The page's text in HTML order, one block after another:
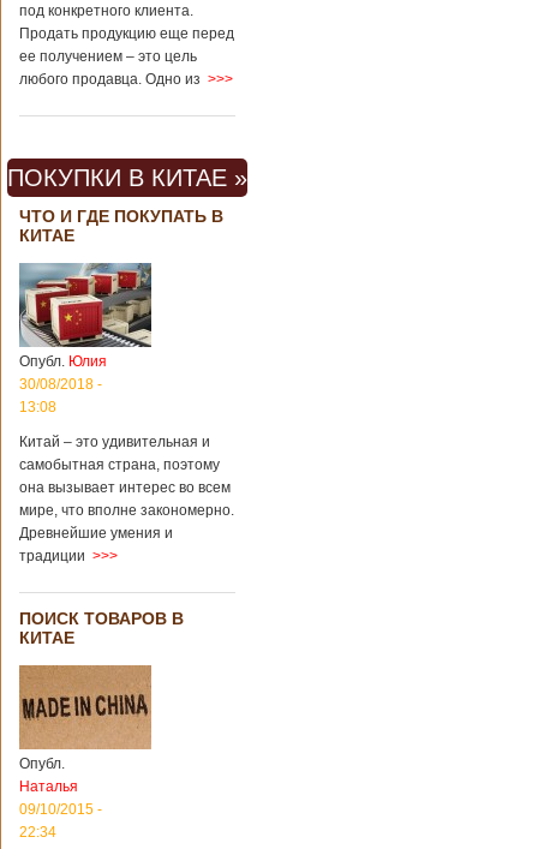
под конкретного клиента.
Продать продукцию еще перед
ее получением – это цель
любого продавца. Одно из >>>
ПОКУПКИ В КИТАЕ »
ЧТО И ГДЕ ПОКУПАТЬ В
КИТАЕ
Опубл. Юлия
30/08/2018 -
13:08
Китай – это удивительная и
самобытная страна, поэтому
она вызывает интерес во всем
мире, что вполне закономерно.
Древнейшие умения и
традиции >>>
ПОИСК ТОВАРОВ В
КИТАЕ
Опубл.
Наталья
09/10/2015 -
22:34